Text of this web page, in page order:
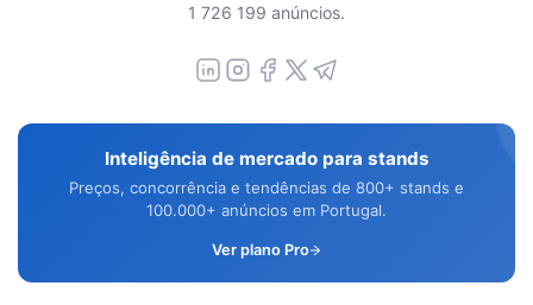
1 726 199 anúncios.
Inteligência de mercado para stands
Preços, concorrência e tendências de 800+ stands e
100.000+ anúncios em Portugal.
Ver plano Pro